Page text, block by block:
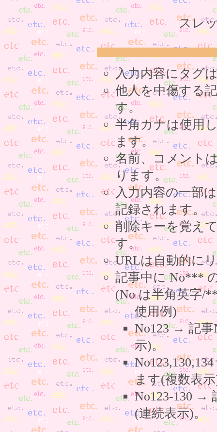
スレ
入力内容にタグ
他人を中傷する
す。
半角カナは使用
ます。
名前、コメント
ります。
入力内容の一部
記録されます。
削除キーを覚え
す。
URLは自動的に
記事中に No***
(No は半角英字/
使用例)
No123 → 記事
示)。
ます(複数表
No123-130 →
(連続表示)。